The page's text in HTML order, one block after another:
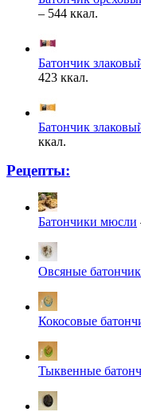
– 544 ккал.
Батончик
423 ккал.
Батончик
ккал.
Рецепты:
Батончики мюсли
Овсяные
Кокосовые
Тыквенные